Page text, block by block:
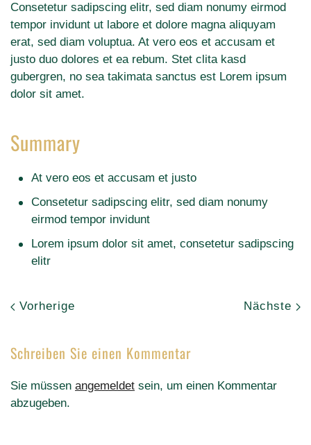
Consetetur sadipscing elitr, sed diam nonumy eirmod
tempor invidunt ut labore et dolore magna aliquyam
erat, sed diam voluptua. At vero eos et accusam et
justo duo dolores et ea rebum. Stet clita kasd
gubergren, no sea takimata sanctus est Lorem ipsum
dolor sit amet.
Summary
At vero eos et accusam et justo
Consetetur sadipscing elitr, sed diam nonumy
eirmod tempor invidunt
Lorem ipsum dolor sit amet, consetetur sadipscing
elitr
Vorherige Nächste
Schreiben Sie einen Kommentar
Sie müssen angemeldet sein, um einen Kommentar
abzugeben.